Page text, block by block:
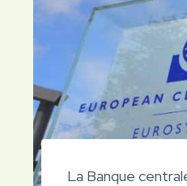
La Banque